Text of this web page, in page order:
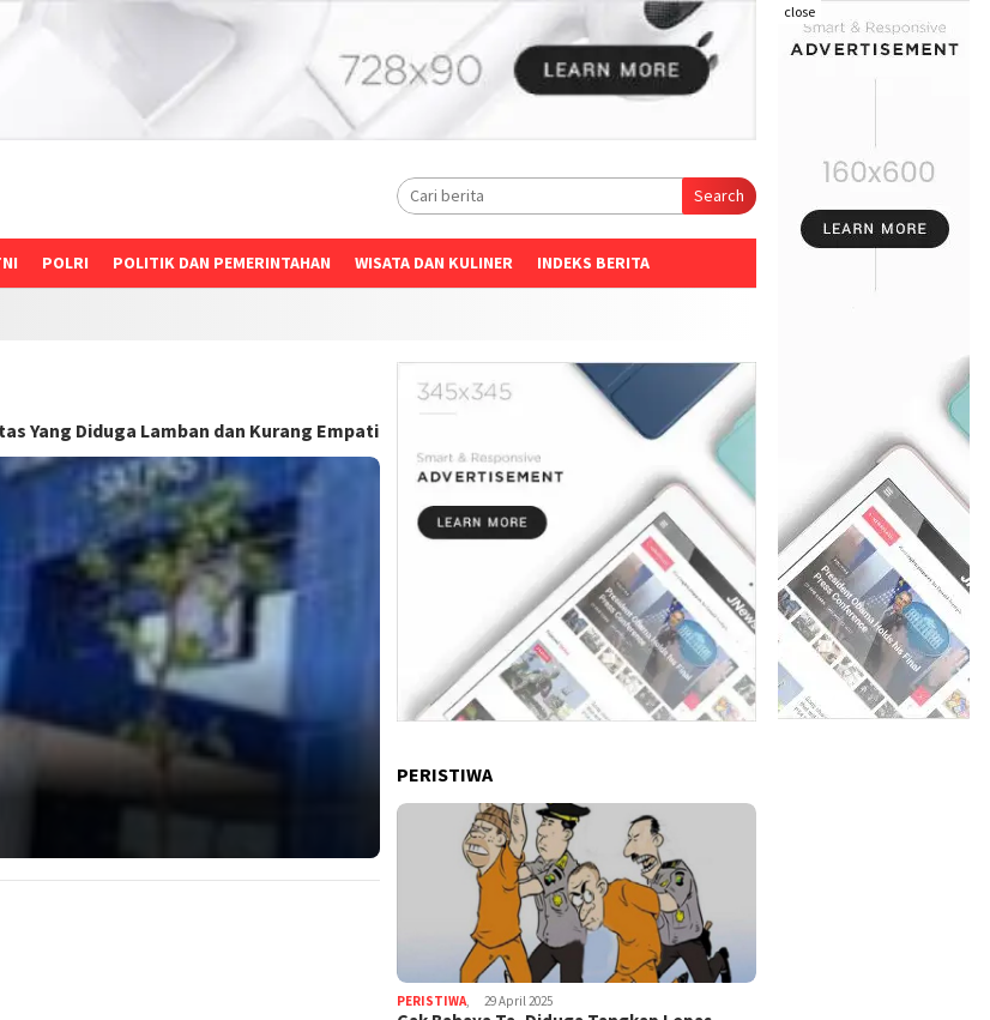
close
Search
POLRI POLITIK DAN PEMERINTAHAN WISATA DAN KULINER INDEKS BERITA
Yang Diduga Lamban dan Kurang Empati
PERISTIWA
PERISTIWA, 29 April 2025